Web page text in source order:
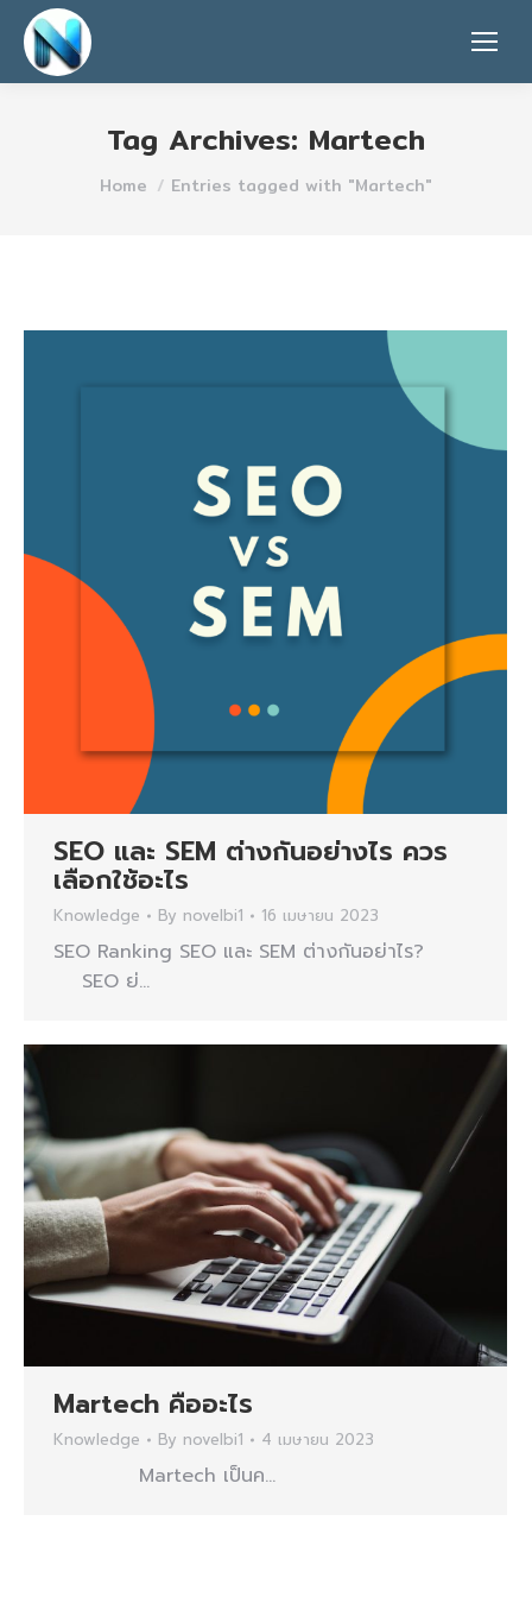
Tag Archives: Martech
You are here:
Home Entries tagged with "Martech"
SEO และ SEM ต่างกันอย่างไร ควร
เลือกใช้อะไร
Knowledge By novelbi1 16 เมษายน 2023
SEO Ranking SEO และ SEM ต่างกันอย่าไร?
SEO ย่…
Martech คืออะไร
Knowledge By novelbi1 4 เมษายน 2023
Martech เป็นค…